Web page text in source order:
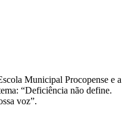
Municipal Procopense e a
“Deficiência não define.
voz”.